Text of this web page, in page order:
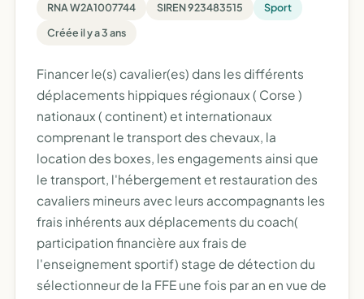
RNA W2A1007744 SIREN 923483515
Sport
Créée il y a 3 ans
Financer le(s) cavalier(es) dans les différents
déplacements hippiques régionaux ( Corse )
nationaux ( continent) et internationaux
comprenant le transport des chevaux, la
location des boxes, les engagements ainsi que
le transport, l'hébergement et restauration des
cavaliers mineurs avec leurs accompagnants les
frais inhérents aux déplacements du coach(
participation financière aux frais de
l'enseignement sportif) stage de détection du
sélectionneur de la FFE une fois par an en vue de